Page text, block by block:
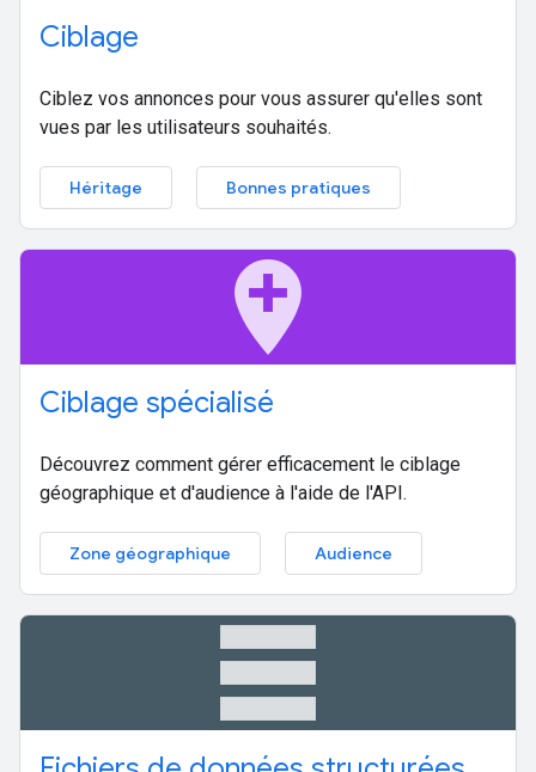
Ciblage
Ciblez vos annonces pour vous assurer qu'elles sont
vues par les utilisateurs souhaités.
Héritage Bonnes pratiques
add_location
Ciblage spécialisé
Découvrez comment gérer efficacement le ciblage
géographique et d'audience à l'aide de l'API.
Zone géographique Audience
table_rows